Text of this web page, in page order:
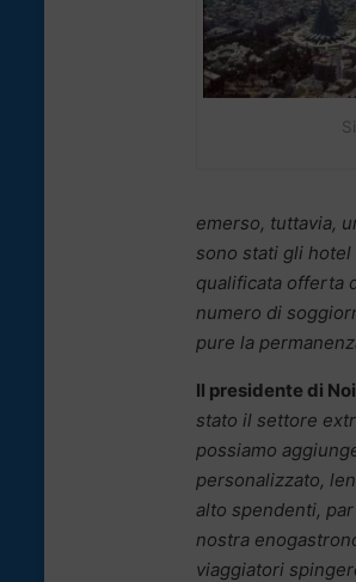
emerso, tuttavia,
sono stati gli
qualificata offerta
numero di
pure la
Il presidente di
stato il settore
possiamo
personalizzato,
alto spendenti,
nostra
viaggiatori